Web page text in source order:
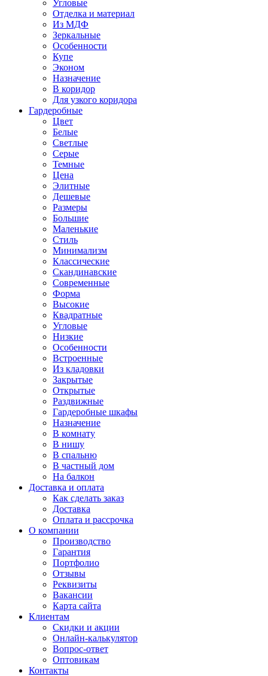
Угловые
Отделка и материал
Из МДФ
Зеркальные
Особенности
Купе
Эконом
Назначение
В коридор
Для узкого коридора
Гардеробные
Цвет
Белые
Светлые
Серые
Темные
Цена
Элитные
Дешевые
Размеры
Большие
Маленькие
Стиль
Минимализм
Классические
Скандинавские
Современные
Форма
Высокие
Квадратные
Угловые
Низкие
Особенности
Встроенные
Из кладовки
Закрытые
Открытые
Раздвижные
Гардеробные шкафы
Назначение
В комнату
В нишу
В спальню
В частный дом
На балкон
Доставка и оплата
Как сделать заказ
Доставка
Оплата и рассрочка
О компании
Производство
Гарантия
Портфолио
Отзывы
Реквизиты
Вакансии
Карта сайта
Клиентам
Скидки и акции
Онлайн-калькулятор
Вопрос-ответ
Оптовикам
Контакты